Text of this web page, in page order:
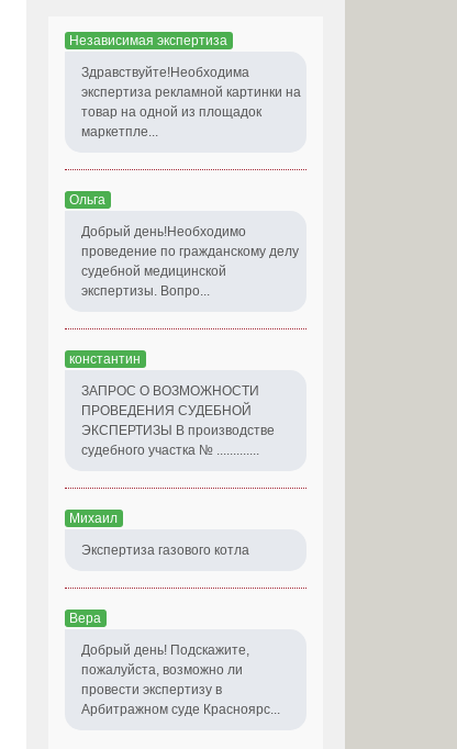
Независимая экспертиза
Здравствуйте!Необходима
экспертиза рекламной картинки на
товар на одной из площадок
маркетпле...
Ольга
Добрый день!Необходимо
проведение по гражданскому делу
судебной медицинской
экспертизы. Вопро...
константин
ЗАПРОС О ВОЗМОЖНОСТИ
ПРОВЕДЕНИЯ СУДЕБНОЙ
ЭКСПЕРТИЗЫ В производстве
судебного участка № .............
Михаил
Экспертиза газового котла
Вера
Добрый день! Подскажите,
пожалуйста, возможно ли
провести экспертизу в
Арбитражном суде Красноярс...